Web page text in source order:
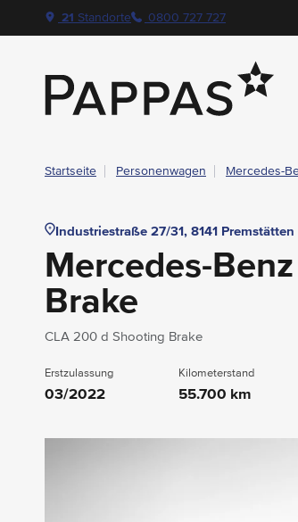
Navigation überspringen
Zum Hauptcontent
Zur Hauptnavigation springen
layout.table-of-content
Technische Daten
Fahrzeugausstattung
Standort & Ansprechpartner
Ihre Vorteile auf einen Blick
Das könnte Sie auch interessieren
Angebote & Aktionen bei Pappas
21 Standorte 0800 727 727
Startseite Personenwagen Mercedes-
Industriestraße 27/31, 8141 Premstätten
Mercedes-
Brake
CLA 200 d Shooting Brake
Erstzulassung
03/2022
Kilometerstand
55.700 km